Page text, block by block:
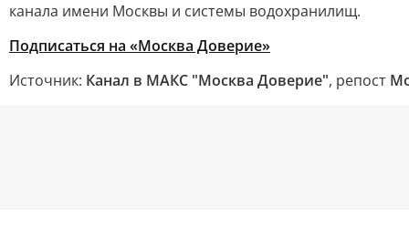
канала имени Москвы и системы водохранилищ.
Подписаться на «Москва Доверие»
Источник: Канал в МАКС "Москва Доверие", репост